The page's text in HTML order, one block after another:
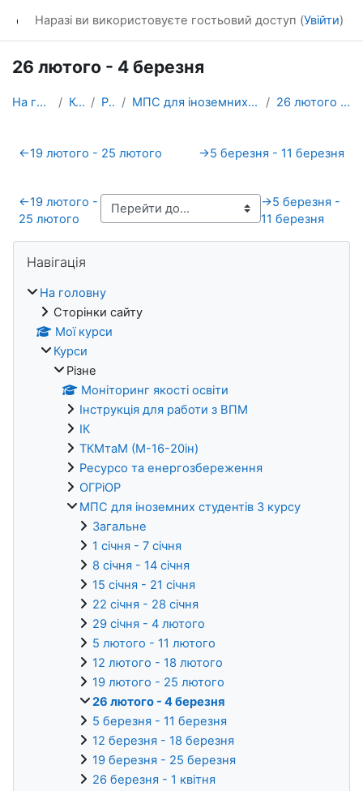
Наразі ви використовуєте гостьовий доступ (Увійти)
26 лютого - 4 березня
На головну Курси Різне МПС для іноземних студентів 3 курсу 26 лютого - 4 березня
Схема розділу
←19 лютого - 25 лютого →5 березня - 11 березня
←19 лютого -
25 лютого
→5 березня -
11 березня
Навігація
На головну
Сторінки сайту
Мої курси
Курси
Різне
Моніторинг якості освіти
Інструкція для работи з ВПМ
ІК
ТКМтаМ (М-16-20ін)
Ресурсо та енергозбереження
ОГРіОР
МПС для іноземних студентів 3 курсу
Загальне
1 січня - 7 січня
8 січня - 14 січня
15 січня - 21 січня
22 січня - 28 січня
29 січня - 4 лютого
5 лютого - 11 лютого
12 лютого - 18 лютого
19 лютого - 25 лютого
26 лютого - 4 березня
5 березня - 11 березня
12 березня - 18 березня
19 березня - 25 березня
26 березня - 1 квітня